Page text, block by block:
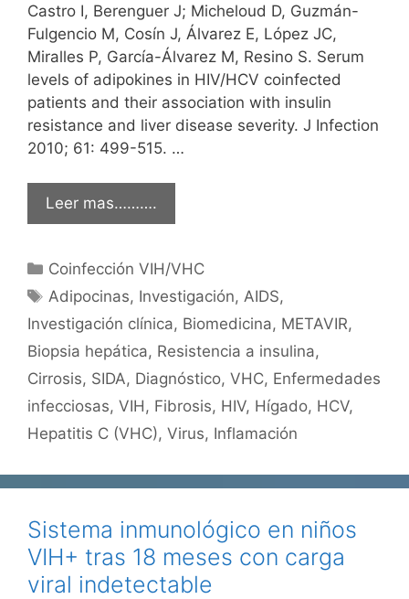
Castro I, Berenguer J; Micheloud D, Guzmán-
Fulgencio M, Cosín J, Álvarez E, López JC,
Miralles P, García-Álvarez M, Resino S. Serum
levels of adipokines in HIV/HCV coinfected
patients and their association with insulin
resistance and liver disease severity. J Infection
2010; 61: 499-515. …
Leer mas……….
Categorías
Coinfección VIH/VHC
Etiquetas
Adipocinas, Investigación,AIDS,
Investigación clínica, Biomedicina, METAVIR,
Biopsia hepática, Resistencia a insulina,
Cirrosis, SIDA, Diagnóstico, VHC, Enfermedades
infecciosas, VIH, Fibrosis, HIV, Hígado, HCV,
Hepatitis C (VHC), Virus, Inflamación
Sistema inmunológico en niños
VIH+ tras 18 meses con carga
viral indetectable